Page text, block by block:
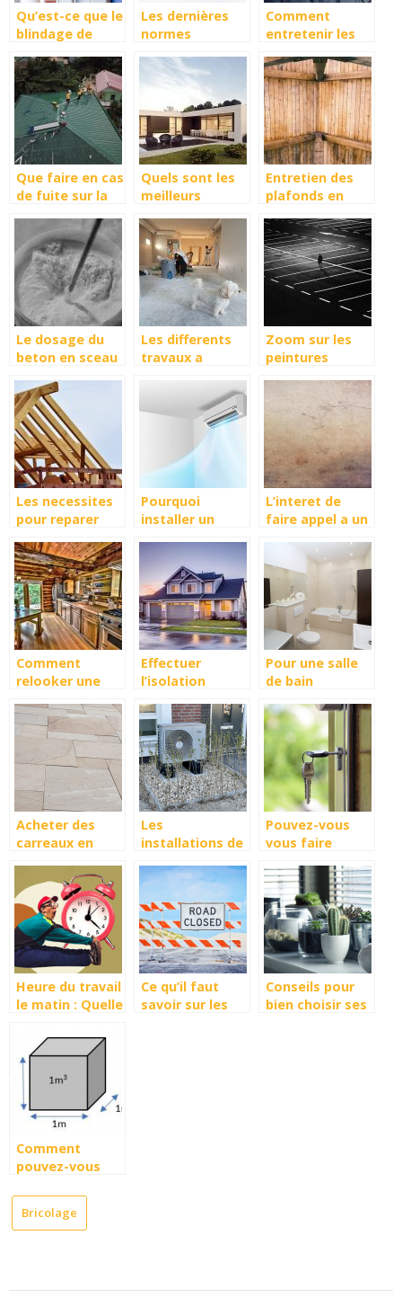
Qu’est-ce que le
blindage de
Les dernières
normes
respecter chez
vous
Comment
entretenir les
vitrage?
Que faire en cas
de fuite sur la
maison?
Quels sont les
meilleurs
logiciels 3D
pour amenager
son jardin ?
Entretien des
plafonds en
faut savoir
Le dosage du
beton en sceau
avantages et
les materiaux a
utiliser
Les differents
travaux a
renovation
energetique
Zoom sur les
peintures
marquage au
sol
Les necessites
pour reparer
Pourquoi
installer un
L’interet de
faire appel a un
d’isolation dans
le Nord
Comment
relooker une
en 7 etapes ?
Effectuer
l’isolation
maison à
Annecy
Pour une salle
de bain
confortable
Acheter des
carreaux en
vaut-il la peine ?
Les
installations de
son foyer
Pouvez-vous
vous faire
par votre
banque en plein
amenagement?
Heure du travail
le matin : Quelle
recommande
pour
commencer ?
Ce qu’il faut
savoir sur les
Conseils pour
bien choisir ses
Comment
pouvez-vous
convertir des
metres cubes ?
Bricolage